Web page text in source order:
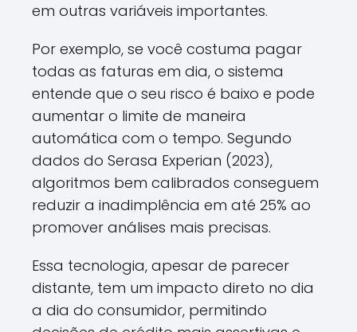
em outras variáveis importantes.
Por exemplo, se você costuma pagar
todas as faturas em dia, o sistema
entende que o seu risco é baixo e pode
aumentar o limite de maneira
automática com o tempo. Segundo
dados do Serasa Experian (2023),
algoritmos bem calibrados conseguem
reduzir a inadimplência em até 25% ao
promover análises mais precisas.
Essa tecnologia, apesar de parecer
distante, tem um impacto direto no dia
a dia do consumidor, permitindo